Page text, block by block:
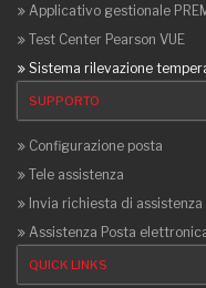
Applicativo gestionale
Test Center Pearson VUE
Sistema rilevazione
SUPPORTO
Configurazione posta
Tele assistenza
Invia richiesta di assistenza
Assistenza Posta
QUICK LINKS